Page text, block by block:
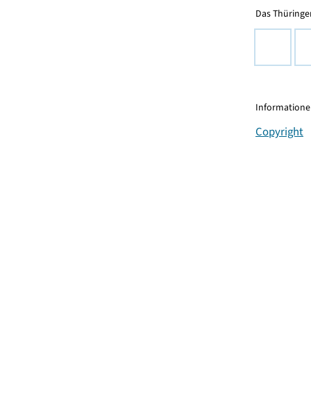
Das
Copyright